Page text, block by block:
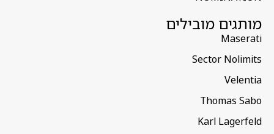
מותגים מובילים
Maserati
Sector Nolimits
Velentia
Thomas Sabo
Karl Lagerfeld